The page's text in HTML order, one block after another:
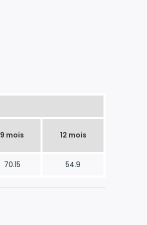
9 mois 12 mois
70.15 54.9